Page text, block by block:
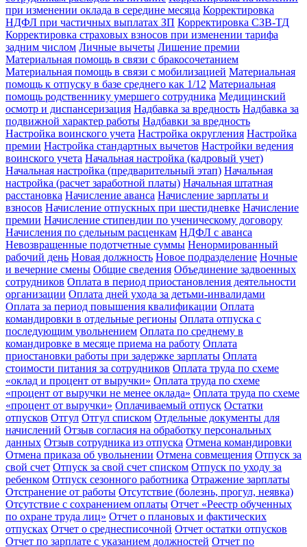
при изменении оклада в середине месяца Корректировка
НДФЛ при частичных выплатах ЗП Корректировка СЗВ-ТД
Корректировка страховых взносов при изменении тарифа
задним числом Личные вычеты Лишение премии
Материальная помощь в связи с бракосочетанием
Материальная помощь в связи с мобилизацией Материальная
помощь к отпуску в базе среднего как 1/12 Материальная
помощь родственнику умершего сотрудника Медицинский
осмотр и диспансеризация Надбавка за вредность Надбавка за
подвижной характер работы Надбавки за вредность
Настройка воинского учета Настройка округления Настройка
премии Настройка стандартных вычетов Настройки ведения
воинского учета Начальная настройка (кадровый учет)
Начальная настройка (предварительный этап) Начальная
настройка (расчет заработной платы) Начальная штатная
расстановка Начисление аванса Начисление зарплаты и
взносов Начисление отпускных при шестидневке Начисление
премии Начисление стипендии по ученическому договору
Начисления по сдельным расценкам НДФЛ с аванса
Невозвращенные подотчетные суммы Ненормированный
рабочий день Новая должность Новое подразделение Ночные
и вечерние смены Общие сведения Объединение задвоенных
сотрудников Оплата в период приостановления деятельности
организации Оплата дней ухода за детьми-инвалидами
Оплата за период повышения квалификации Оплата
командировки в отдельные регионы Оплата отпуска с
последующим увольнением Оплата по среднему в
командировке в месяце приема на работу Оплата
приостановки работы при задержке зарплаты Оплата
стоимости питания за сотрудников Оплата труда по схеме
«оклад и процент от выручки» Оплата труда по схеме
«процент от выручки не менее оклада» Оплата труда по схеме
«процент от выручки» Оплачиваемый отпуск Остатки
отпусков Отгул Отгул списком Отдельные документы для
начислений Отзыв согласия на обработку персональных
данных Отзыв сотрудника из отпуска Отмена командировки
Отмена приказа об увольнении Отмена совмещения Отпуск за
свой счет Отпуск за свой счет списком Отпуск по уходу за
ребенком Отпуск сезонного работника Отражение зарплаты
Отстранение от работы Отсутствие (болезнь, прогул, неявка)
Отсутствие с сохранением оплаты Отчет «Реестр обученных
по охране труда лиц» Отчет о плановых и фактических
отпусках Отчет о среднесписочной Отчет остатки отпусков
Отчет по зарплате с указанием должностей Отчет по